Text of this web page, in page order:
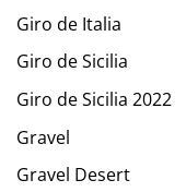
Giro de Italia
Giro de Sicilia
Giro de Sicilia 2022
Gravel
Gravel Desert